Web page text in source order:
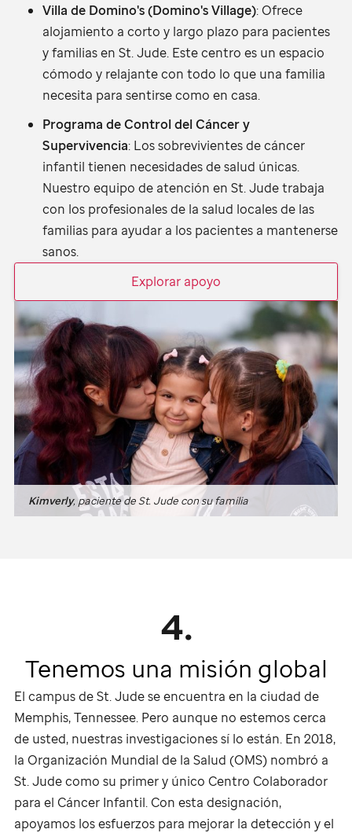
Villa de Domino's (Domino's Village): Ofrece
alojamiento a corto y largo plazo para pacientes
y familias en St. Jude. Este centro es un espacio
cómodo y relajante con todo lo que una familia
necesita para sentirse como en casa.
Programa de Control del Cáncer y
Supervivencia: Los sobrevivientes de cáncer
infantil tienen necesidades de salud únicas.
Nuestro equipo de atención en St. Judetrabaja
con los profesionales de la salud locales de las
familias para ayudar a los pacientes a mantenerse
sanos.
Explorar apoyo
Kimverly, paciente deSt. Jude con su familia
4.
Tenemos una misión global
El campus deSt. Judese encuentra en la ciudad de
Memphis, Tennessee. Pero aunque no estemos cerca
de usted, nuestras investigaciones sí lo están. En 2018,
la Organización Mundial de la Salud (OMS) nombró a
St. Judecomo su primer y único Centro Colaborador
para el Cáncer Infantil. Con esta designación,
apoyamos los esfuerzos para mejorar la detección y el